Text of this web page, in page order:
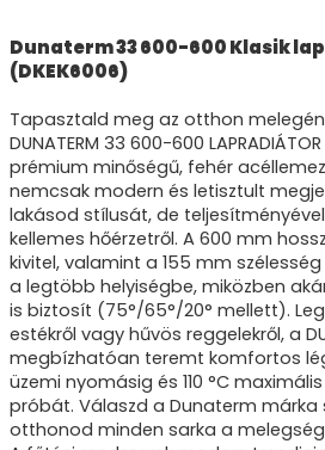
Dunaterm 33 600-600 Klasik
(DKEK6006)
Tapasztald meg az otthon
DUNATERM 33 600-600
prémium minőségű, fehér
nemcsak modern és letisztult
lakásod stílusát, de
kellemes hőérzetről. A 600 mm
kivitel, valamint a 155 mm
a legtöbb helyiségbe, miközben
is biztosít (75°/65°/20° mellett).
estékről vagy hűvös reggelekről, a
megbízhatóan teremt komfortos
üzemi nyomásig és 110 °C
próbát. Válaszd a Dunaterm márka
otthonod minden sarka a